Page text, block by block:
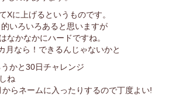
Xに上げるというものです。
いろいろあると思いますが
なかなかにハードですね。
月なら！できるんじゃないかと
かと30日チャレンジ
ね
らネームに入ったりするので丁度よい!